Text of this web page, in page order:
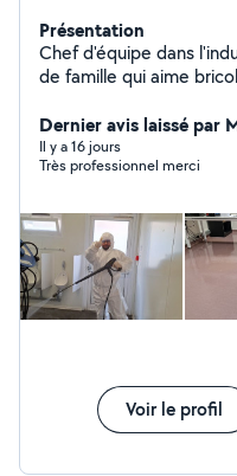
Présentation
Chef d'équipe dans
de famille qui aime
de tringles spécialisé
particuliers sérieux et
Dernier avis laissé par
Il y a 16 jours
Très professionnel merci
Voir le profil